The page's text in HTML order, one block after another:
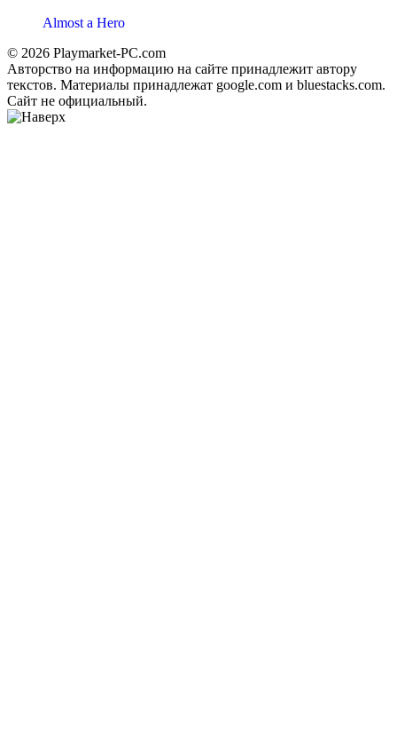
Almost a Hero
© 2026 Playmarket-PC.com
Авторство на информацию на сайте принадлежит автору
текстов. Материалы принадлежат google.com и bluestacks.com.
Сайт не официальный.